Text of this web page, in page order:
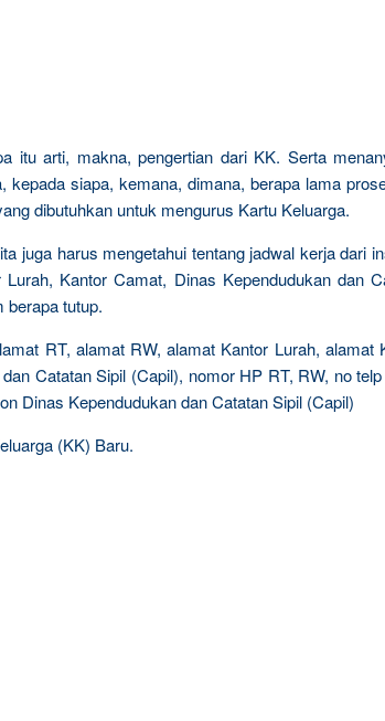
itu arti, makna, pengertian dari KK. Serta
kepada siapa, kemana, dimana, berapa lama
dibutuhkan untuk mengurus Kartu Keluarga.
juga harus mengetahui tentang jadwal kerja dari
Kantor Camat, Dinas Kependudukan dan
berapa tutup.
RT, alamat RW, alamat Kantor Lurah, alamat
Catatan Sipil (Capil), nomor HP RT, RW, no
Dinas Kependudukan dan Catatan Sipil (Capil)
(KK) Baru.